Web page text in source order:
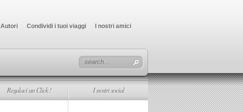
Autori Condividi i tuoi viaggi I nostri amici
Regalaci un Click ! I nostri social